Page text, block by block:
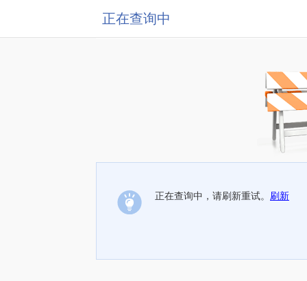
正在查询中
正在查询中，请刷新重试。 刷新